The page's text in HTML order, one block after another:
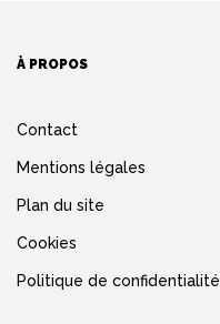
À PROPOS
Contact
Mentions légales
Plan du site
Cookies
Politique de confidentialité